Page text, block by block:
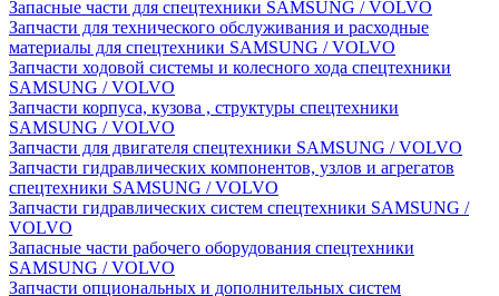
Запасные части для спецтехники SAMSUNG / VOLVO
Запчасти для технического обслуживания и расходные
материалы для спецтехники SAMSUNG / VOLVO
Запчасти ходовой системы и колесного хода спецтехники
SAMSUNG / VOLVO
Запчасти корпуса, кузова , структуры спецтехники
SAMSUNG / VOLVO
Запчасти для двигателя спецтехники SAMSUNG / VOLVO
Запчасти гидравлических компонентов, узлов и агрегатов
спецтехники SAMSUNG / VOLVO
Запчасти гидравлических систем спецтехники SAMSUNG /
VOLVO
Запасные части рабочего оборудования спецтехники
SAMSUNG / VOLVO
Запчасти опциональных и дополнительных систем